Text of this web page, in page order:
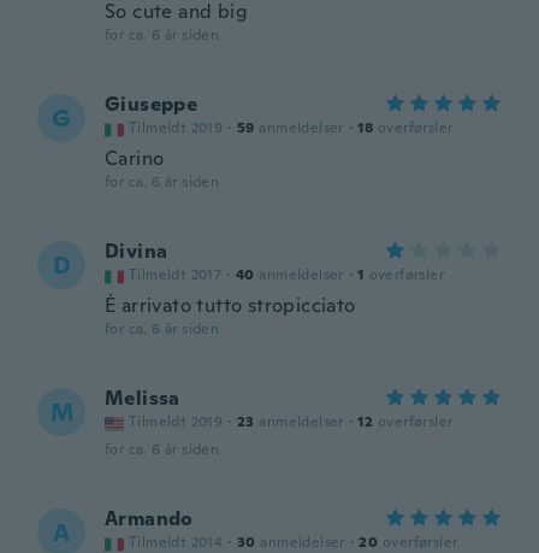
So cute and big
for ca. 6 år siden
G Giuseppe
Tilmeldt 2019 · 59 anmeldelser · 18 overførsler
Carino
for ca. 6 år siden
D Divina
Tilmeldt 2017 · 40 anmeldelser · 1 overførsler
È arrivato tutto stropicciato
for ca. 6 år siden
M Melissa
Tilmeldt 2019 · 23 anmeldelser · 12 overførsler
for ca. 6 år siden
A Armando
Tilmeldt 2014 · 30 anmeldelser · 20 overførsler